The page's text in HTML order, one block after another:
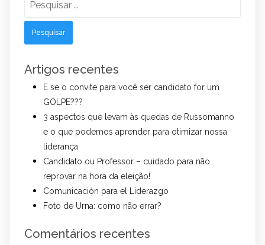
por:
Artigos recentes
E se o convite para você ser candidato for um
GOLPE???
3 aspectos que levam às quedas de Russomanno
e o que podemos aprender para otimizar nossa
liderança
Candidato ou Professor – cuidado para não
reprovar na hora da eleição!
Comunicación para el Liderazgo
Foto de Urna: como não errar?
Comentários recentes